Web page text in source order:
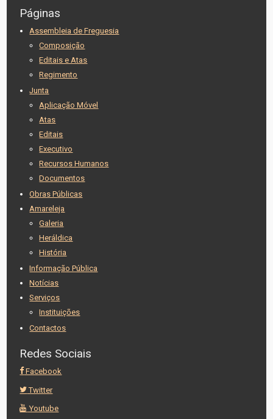
Páginas
Assembleia de Freguesia
Composição
Editais e Atas
Regimento
Junta
Aplicação Móvel
Atas
Editais
Executivo
Recursos Humanos
Documentos
Obras Públicas
Amareleja
Galeria
Heráldica
História
Informação Pública
Notícias
Serviços
Instituições
Contactos
Redes Sociais
Facebook
Twitter
Youtube